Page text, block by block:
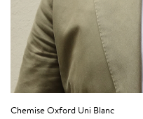
Chemise Oxford Uni Blanc